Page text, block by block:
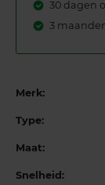
30 dagen
3
Merk:
Type:
Maat:
Snelheid: